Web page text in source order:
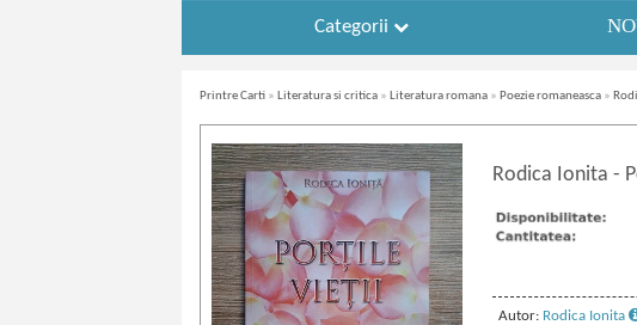
Categorii
Printre Carti » Literatura si critica » Literatura romana » Poezie romaneasca »
Rodica Ionita -
Autor: Rodica Ionita